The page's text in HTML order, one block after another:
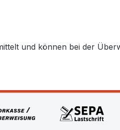
und können bei der